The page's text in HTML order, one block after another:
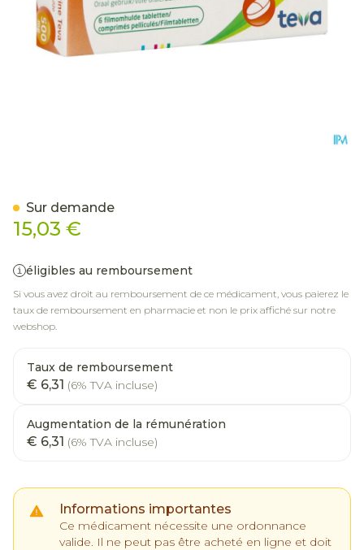
15,03 €
éligibles au remboursement
Si vous avez droit au remboursement de ce médicament, vous paierez le
taux de remboursement en pharmacie et non le prix affiché sur notre
webshop.
Taux de remboursement
€ 6,31 (6% TVA incluse)
Augmentation de la rémunération
€ 6,31 (6% TVA incluse)
Informations importantes
Ce médicament nécessite une ordonnance
valide. Il ne peut pas être acheté en ligne et doit
Sur demande